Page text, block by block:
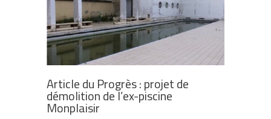
Article du Progrès : projet de
démolition de l’ex-piscine
Monplaisir